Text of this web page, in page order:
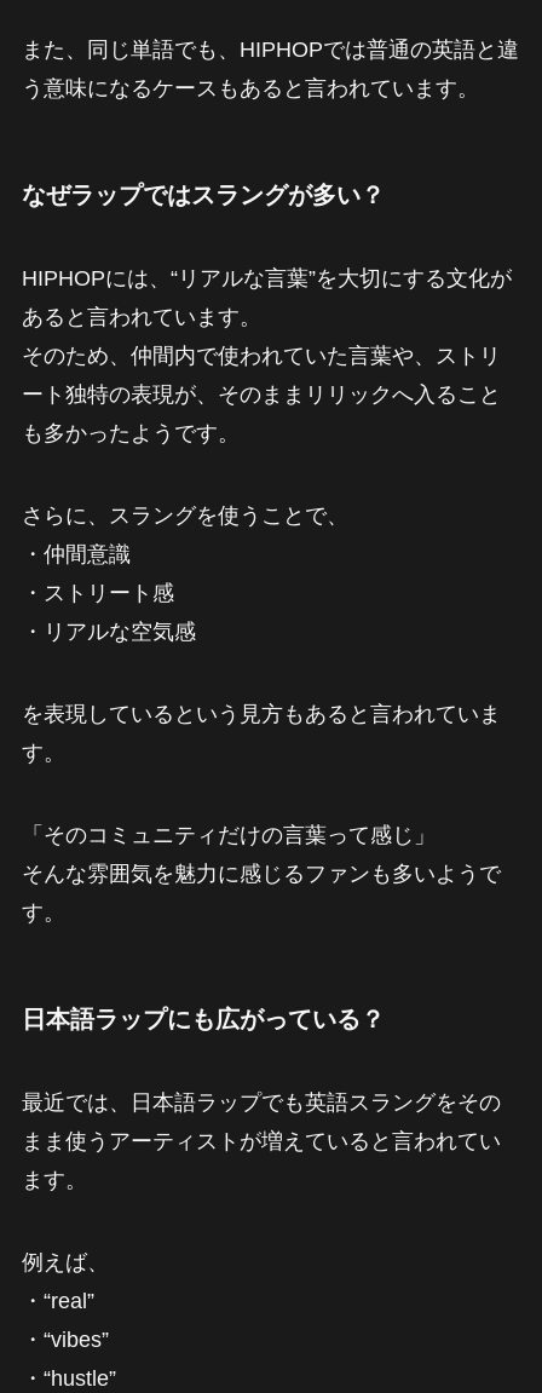
また、同じ単語でも、HIPHOPでは普通の英語と違
う意味になるケースもあると言われています。
なぜラップではスラングが多い？
HIPHOPには、“リアルな言葉”を大切にする文化が
あると言われています。
そのため、仲間内で使われていた言葉や、ストリ
ート独特の表現が、そのままリリックへ入ること
も多かったようです。
さらに、スラングを使うことで、
・仲間意識
・ストリート感
・リアルな空気感
を表現しているという見方もあると言われていま
す。
「そのコミュニティだけの言葉って感じ」
そんな雰囲気を魅力に感じるファンも多いようで
す。
日本語ラップにも広がっている？
最近では、日本語ラップでも英語スラングをその
まま使うアーティストが増えていると言われてい
ます。
例えば、
・“real”
・“vibes”
・“hustle”